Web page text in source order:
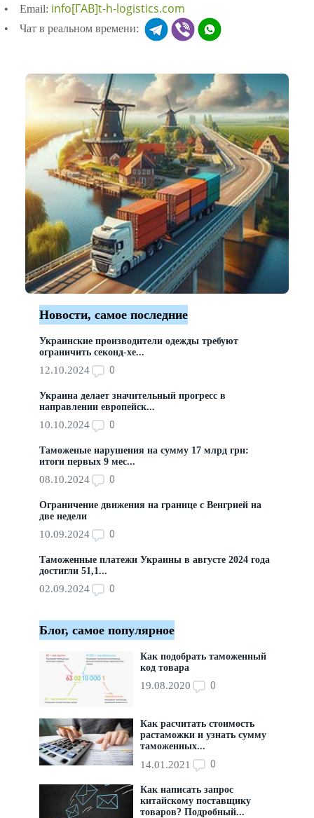
• Email: info[ГАВ]t-h-logistics.com
• Чат в реальном времени:
Новости, самое последние
Украинские производители одежды требуют
ограничить секонд-хе...
12.10.2024 0
Украина делает значительный прогресс в
направлении европейск...
10.10.2024 0
Таможеные нарушения на сумму 17 млрд грн:
итоги первых 9 мес...
08.10.2024 0
Ограничение движения на границе с Венгрией на
две недели
10.09.2024 0
Таможенные платежи Украины в августе 2024 года
достигли 51,1...
02.09.2024 0
Блог, самое популярное
Как подобрать таможенный
код товара
19.08.2020 0
Как расчитать стоимость
растаможки и узнать сумму
таможенных...
14.01.2021 0
Как написать запрос
китайскому поставщику
товаров? Подробный...